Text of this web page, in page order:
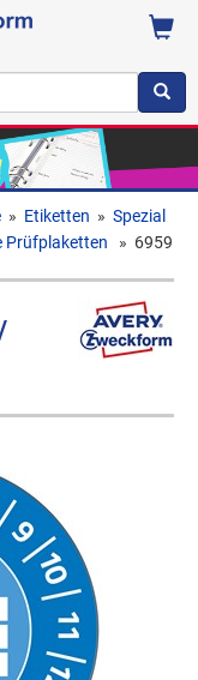
» Etiketten » Spezial
Prüfplaketten » 6959